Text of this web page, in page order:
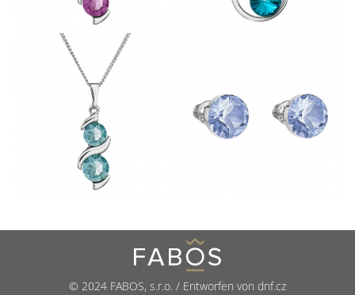
© 2024 FABOS, s.r.o. / Entworfen von dnf.cz